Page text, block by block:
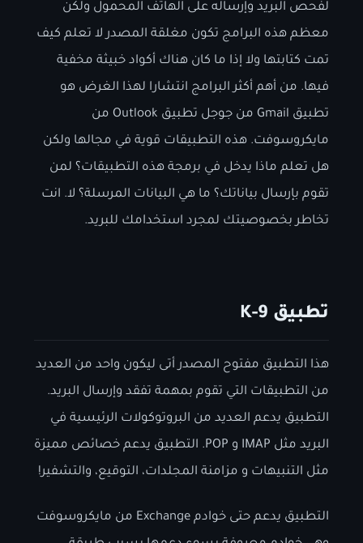
لفحص البريد وإرساله على الهاتف المحمول ولكن
معظم هذه البرامج تكون مغلقة المصدر لا تعلم كيف
تمت كتابتها ولا إذا ما كان هناك أكواد خبيثة مخفية
فيها. من أهم أكثر البرامج انتشارا لهذا الغرض هو
تطبيق Gmail من جوجل تطبيق Outlook من
مايكروسوفت. هذه التطبيقات قوية في مجالها ولكن
هل تعلم ماذا يدخل في برمجة هذه التطبيقات؟ لمن
تقوم بإرسال بياناتك؟ ما هي البيانات المرسلة؟ لا. انت
تخاطر بخصوصيتك لمجرد استخدامك للبريد.
تطبيق K-9
هذا التطبيق مفتوح المصدر أتى ليكون واحد من العديد
من التطبيقات التي تقوم بمهمة تفقد وإرسال البريد.
التطبيق يدعم العديد من البروتوكولات الرئيسية في
البريد مثل IMAP و POP. التطبيق يدعم خصائص مميزة
مثل التنبيهات و مزامنة المجلدات، التوقيع، والتشفير!
التطبيق يدعم حتى خوادم Exchange من مايكروسوفت